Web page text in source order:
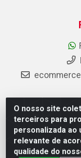
O nosso site
terceiros para
personalizada ao
relevante de
qualidade do
AC Araujo
São Cristóvão,